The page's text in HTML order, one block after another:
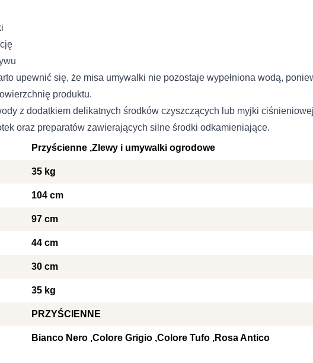
upewnić się, że misa umywalki nie pozostaje wypełniona wodą,
produktu.
z dodatkiem delikatnych środków czyszczących lub myjki
oraz preparatów zawierających silne środki odkamieniające.
Przyścienne Zlewy i umywalki ogrodowe
35 kg
104 cm
97 cm
44 cm
30 cm
35 kg
PRZYŚCIENNE
Bianco Nero Colore Grigio Colore Tufo Rosa Antico
na przetwarzanie przez firmę PATCH POLSKA SPÓŁKA Z O.O. moich danych
osobowych w związku z udzieleniem odpowiedzi na zapytanie wysłane przez
pliki cookie pomagają właścicielem stron internetowych zrozumieć, w jaki
gromadząc i zgłaszając anonimowe informacje.
są istotne i interesujące dla poszczególnych użytkowników i tym samym
strony trzeciej.
pliki cookie, to pliki, które są w procesie klasyfikowania, wraz z